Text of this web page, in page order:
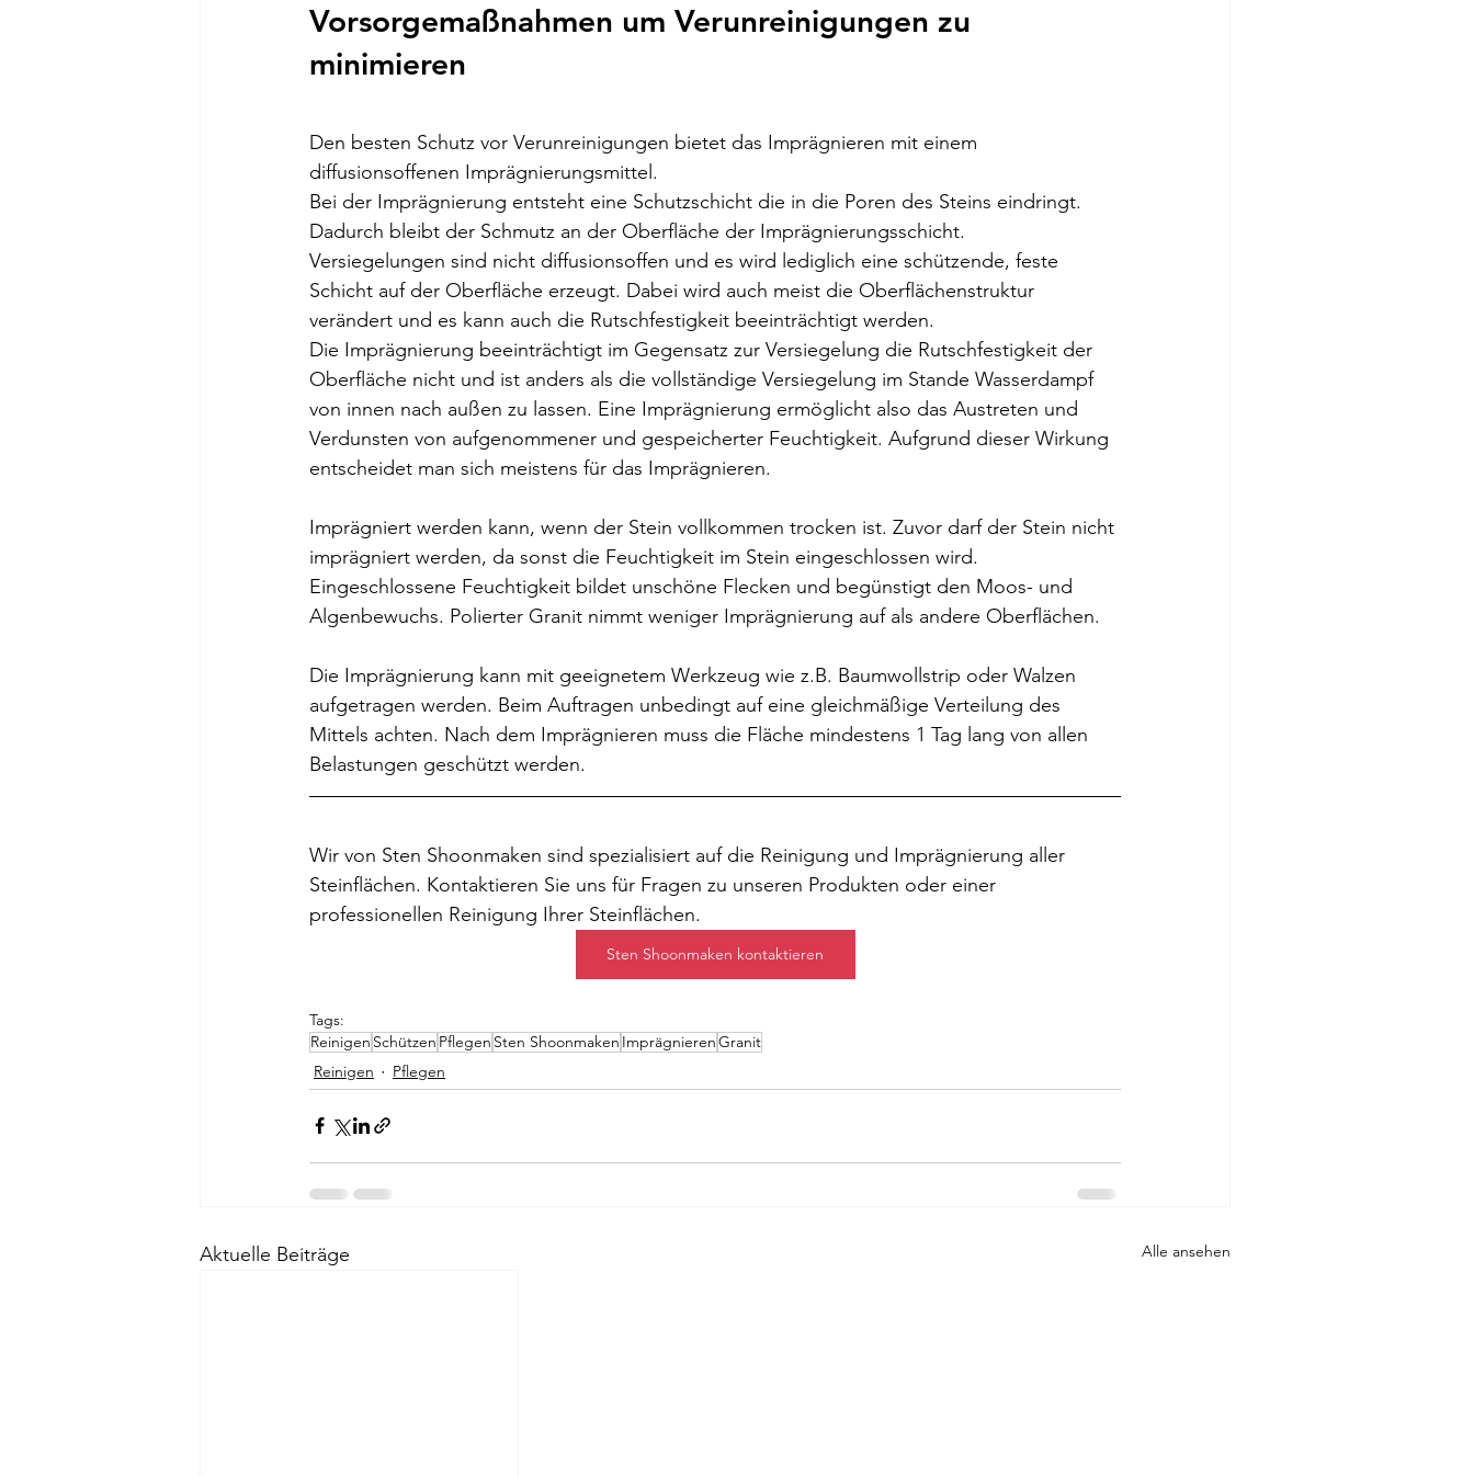
Vorsorgemaßnahmen um Verunreinigungen zu
minimieren
Den besten Schutz vor Verunreinigungen bietet das Imprägnieren mit einem
diffusionsoffenen Imprägnierungsmittel.
Bei der Imprägnierung entsteht eine Schutzschicht die in die Poren des Steins eindringt.
Dadurch bleibt der Schmutz an der Oberfläche der Imprägnierungsschicht.
Versiegelungen sind nicht diffusionsoffen und es wird lediglich eine schützende, feste
Schicht auf der Oberfläche erzeugt. Dabei wird auch meist die Oberflächenstruktur
verändert und es kann auch die Rutschfestigkeit beeinträchtigt werden.
Die Imprägnierung beeinträchtigt im Gegensatz zur Versiegelung die Rutschfestigkeit der
Oberfläche nicht und ist anders als die vollständige Versiegelung im Stande Wasserdampf
von innen nach außen zu lassen. Eine Imprägnierung ermöglicht also das Austreten und
Verdunsten von aufgenommener und gespeicherter Feuchtigkeit. Aufgrund dieser Wirkung
entscheidet man sich meistens für das Imprägnieren.
Imprägniert werden kann, wenn der Stein vollkommen trocken ist. Zuvor darf der Stein nicht
imprägniert werden, da sonst die Feuchtigkeit im Stein eingeschlossen wird.
Eingeschlossene Feuchtigkeit bildet unschöne Flecken und begünstigt den Moos- und
Algenbewuchs. Polierter Granit nimmt weniger Imprägnierung auf als andere Oberflächen.
Die Imprägnierung kann mit geeignetem Werkzeug wie z.B. Baumwollstrip oder Walzen
aufgetragen werden. Beim Auftragen unbedingt auf eine gleichmäßige Verteilung des
Mittels achten. Nach dem Imprägnieren muss die Fläche mindestens 1 Tag lang von allen
Belastungen geschützt werden.
Wir von Sten Shoonmaken sind spezialisiert auf die Reinigung und Imprägnierung aller
Steinflächen. Kontaktieren Sie uns für Fragen zu unseren Produkten oder einer
professionellen Reinigung Ihrer Steinflächen.
Sten Shoonmaken kontaktieren
Tags:
Reinigen Schützen Pflegen Sten Shoonmaken ImprägnierenGranit
Reinigen
Pflegen
Aktuelle Beiträge Alle ansehen